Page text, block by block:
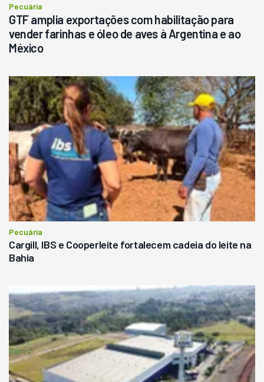
Pecuária
GTF amplia exportações com habilitação para
vender farinhas e óleo de aves à Argentina e ao
México
Pecuária
Cargill, IBS e Cooperleite fortalecem cadeia do leite na
Bahia